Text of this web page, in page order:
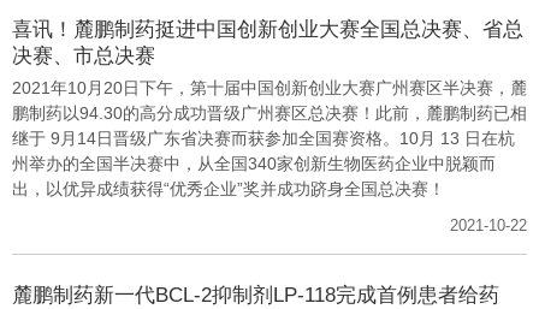
喜讯！麓鹏制药挺进中国创新创业大赛全国总决赛、省总
决赛、市总决赛
2021年10月20日下午，第十届中国创新创业大赛广州赛区半决赛，麓
鹏制药以94.30的高分成功晋级广州赛区总决赛！此前，麓鹏制药已相
继于 9月14日晋级广东省决赛而获参加全国赛资格。10月 13 日在杭
州举办的全国半决赛中，从全国340家创新生物医药企业中脱颖而
出，以优异成绩获得“优秀企业”奖并成功跻身全国总决赛！
2021-10-22
麓鹏制药新一代BCL-2抑制剂LP-118完成首例患者给药